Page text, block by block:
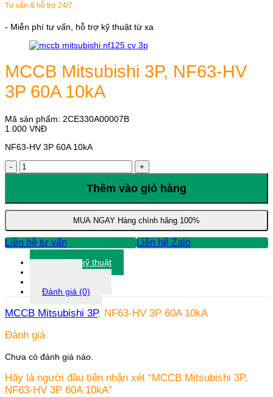
Tư vấn & hỗ trợ 24/7
- Miễn phí tư vấn, hỗ trợ kỹ thuật từ xa
MCCB Mitsubishi 3P, NF63-HV
3P 60A 10kA
Mã sản phẩm: 2CE330A00007B
1.000 VNĐ
NF63-HV 3P 60A 10kA
MCCB
Mitsubishi
HV
3P
10kA
số
lượng
Thêm vào giỏ hàng
MUA NGAY Hàng chính hãng 100%
Liên hệ tư vấn Liên hệ Zalo
Thông số kỹ thuật
Đánh giá (0)
MCCB Mitsubishi 3P, NF63-HV 3P 60A 10kA
Đánh giá
Chưa có đánh giá nào.
Hãy là người đầu tiên nhận xét “MCCB Mitsubishi 3P,
NF63-HV 3P 60A 10kA”